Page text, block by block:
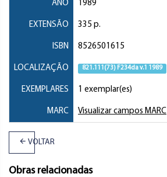
ANO 1989
EXTENSÃO 335 p.
ISBN 8526501615
LOCALIZAÇÃO 821.111(73) F234da v.1 1989
EXEMPLARES 1 exemplar(es)
MARC Visualizar campos MARC
VOLTAR
Obras relacionadas